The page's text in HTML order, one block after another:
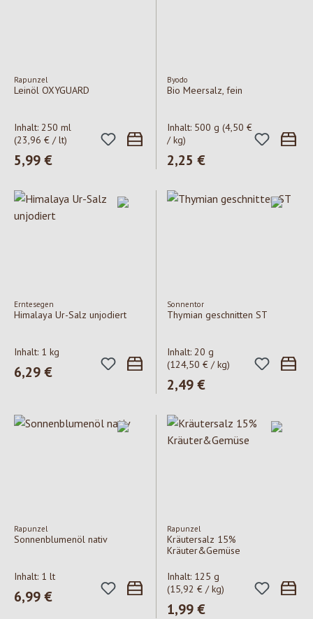
Rapunzel
Leinöl OXYGUARD
Inhalt: 250 ml
(23,96 € / lt)
Regulärer Preis:
5,99 €
Byodo
Bio Meersalz, fein
Inhalt: 500 g (4,50 €
/ kg)
Regulärer Preis:
2,25 €
Erntesegen
Himalaya Ur-Salz unjodiert
Inhalt: 1 kg
Regulärer Preis:
6,29 €
Sonnentor
Thymian geschnitten ST
Inhalt: 20 g
(124,50 € / kg)
Regulärer Preis:
2,49 €
Rapunzel
Sonnenblumenöl nativ
Inhalt: 1 lt
Regulärer Preis:
6,99 €
Rapunzel
Kräutersalz 15%
Kräuter&Gemüse
Inhalt: 125 g
(15,92 € / kg)
Regulärer Preis:
1,99 €